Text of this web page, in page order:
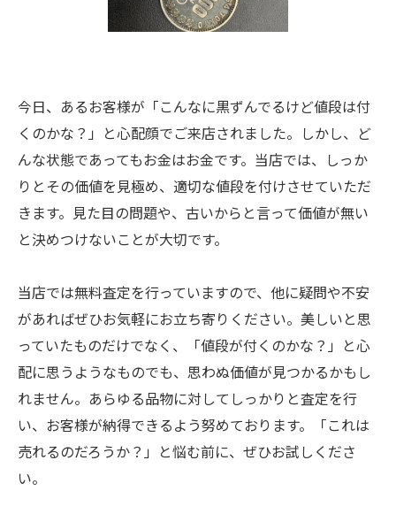
今日、あるお客様が「こんなに黒ずんでるけど値段は付
くのかな？」と心配顔でご来店されました。しかし、ど
んな状態であってもお金はお金です。当店では、しっか
りとその価値を見極め、適切な値段を付けさせていただ
きます。見た目の問題や、古いからと言って価値が無い
と決めつけないことが大切です。
当店では無料査定を行っていますので、他に疑問や不安
があればぜひお気軽にお立ち寄りください。美しいと思
っていたものだけでなく、「値段が付くのかな？」と心
配に思うようなものでも、思わぬ価値が見つかるかもし
れません。あらゆる品物に対してしっかりと査定を行
い、お客様が納得できるよう努めております。「これは
売れるのだろうか？」と悩む前に、ぜひお試しくださ
い。